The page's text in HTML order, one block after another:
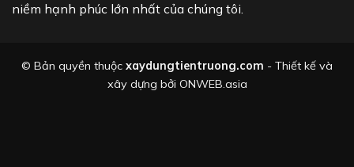
niềm hạnh phúc lớn nhất của chúng tôi.
© Bản quyền thuộc xaydungtientruong.com - Thiết kế và
xây dựng bởi ONWEB.asia